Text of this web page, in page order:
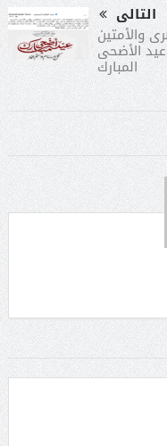
التالى
والأمتين
عيد الأضحى
المبارك